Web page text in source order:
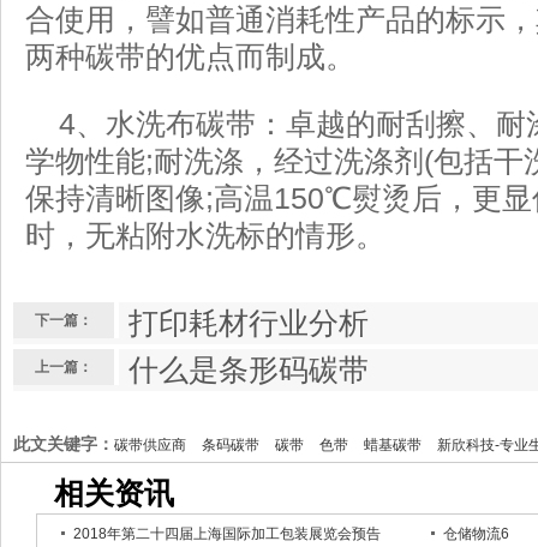
合使用，譬如普通消耗性产品的标示
两种碳带的优点而制成。
4、水洗布碳带：卓越的耐刮擦、耐
学物性能;耐洗涤，经过洗涤剂(包括干
保持清晰图像;高温150℃熨烫后，更
时，无粘附水洗标的情形。
下一篇： 打印耗材行业分析
上一篇： 什么是条形码碳带
此文关键字： 碳带供应商 条码碳带 碳带 色带 蜡基碳带 新欣科技-专业
相关资讯
2018年第二十四届上海国际加工包装展览会预告
仓储物流6